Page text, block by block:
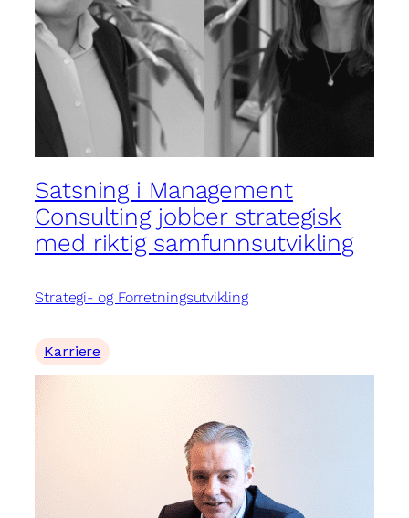
Satsning i Management
Consulting jobber strategisk
med riktig samfunnsutvikling
Strategi- og Forretningsutvikling
Karriere